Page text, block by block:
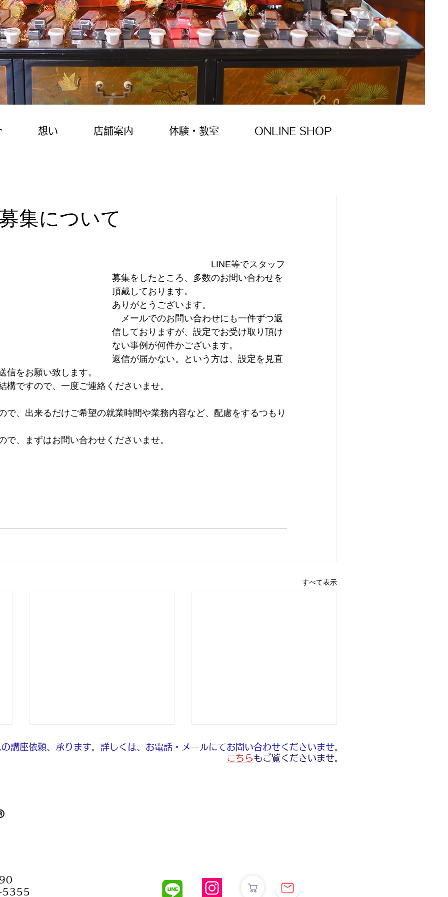
集について
LINE等でスタッフ
募集をしたところ、多数のお問い合わせを
頂戴しております。
ありがとうございます。
メールでのお問い合わせにも一件ずつ返
信しておりますが、設定でお受け取り頂け
ない事例が何件かございます。
返信が届かない。という方は、設定を見直
信をお願い致します。
構ですので、一度ご連絡くださいませ。
、出来るだけご希望の就業時間や業務内容など、配慮をするつもり
で、まずはお問い合わせくださいませ。
すべて表示
想い 店舗案内 体験・教室 ONLINE SHOP
講座依頼、承ります。​詳しくは、お電話・メールにてお問い合わせくださいませ。
​ こちらもご覧くださいませ。
5355